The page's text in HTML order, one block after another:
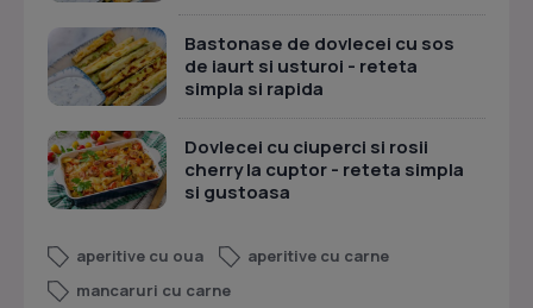
Bastonase de dovlecei cu sos
de iaurt si usturoi - reteta
simpla si rapida
Dovlecei cu ciuperci si rosii
cherry la cuptor - reteta simpla
si gustoasa
aperitive cu oua
aperitive cu carne
mancaruri cu carne